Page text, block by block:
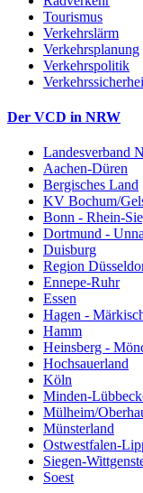
Tourismus
Verkehrslärm
Verkehrsplanung
Verkehrspolitik
Der VCD in NRW
Landesverband
Aachen-Düren
Bergisches Land
KV Bochum/
Bonn - Rhein-
Dortmund - Unna
Duisburg
Region
Ennepe-Ruhr
Essen
Hagen -
Hamm
Heinsberg -
Hochsauerland
Köln
Minden-
Mülheim/
Münsterland
Ostwestfalen-
Siegen-
Soest